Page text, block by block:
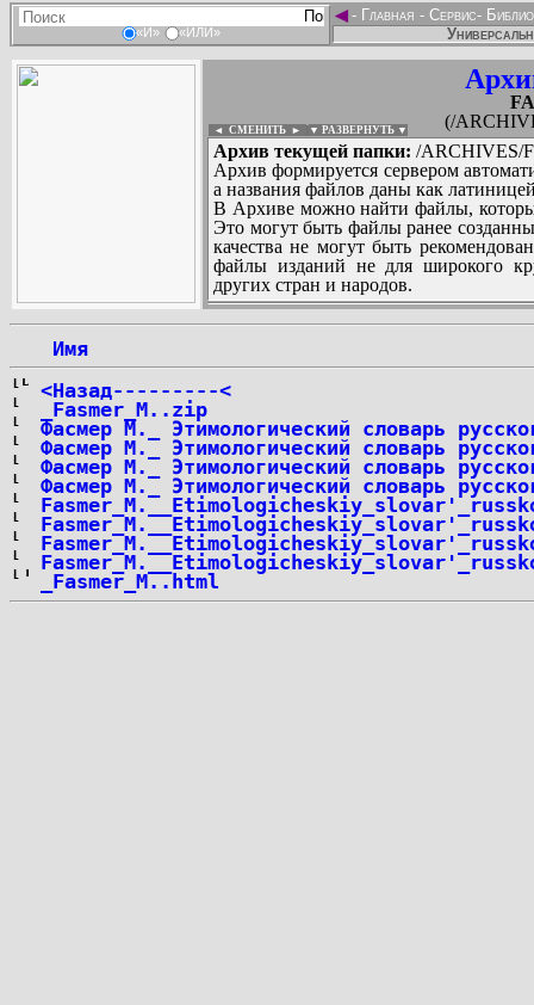
«И» «ИЛИ»
◄- Главная - Сервис-
(/
◄ СМЕНИТЬ ► ▼ РАЗВЕРНУТЬ ▼
Архив текущей папки: /ARCHIVES/
Архив формируется сервером
а названия файлов даны как
В Архиве можно найти файлы,
Это могут быть файлы ранее
качества не могут быть
файлы изданий не для широкого
других стран и народов.
Имя
<Назад---------<
_Fasmer_M..zip
Фасмер М._ Этимологический словарь
Фасмер М._ Этимологический словарь
Фасмер М._ Этимологический словарь
Фасмер М._ Этимологический словарь
_Fasmer_M..html